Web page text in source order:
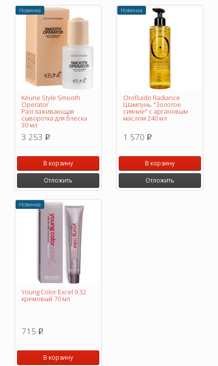
Новинка
Keune Style Smooth
Operator
Разглаживающая
сыворотка для блеска
30 мл
3 253 p
В корзину
Отложить
Новинка
Orofluido Radiance
Шампунь "Золотое
сияние" с аргановым
маслом 240 мл
1 570 p
В корзину
Отложить
Новинка
Young Color Excel 9.32
кремовый 70 мл
715 p
В корзину